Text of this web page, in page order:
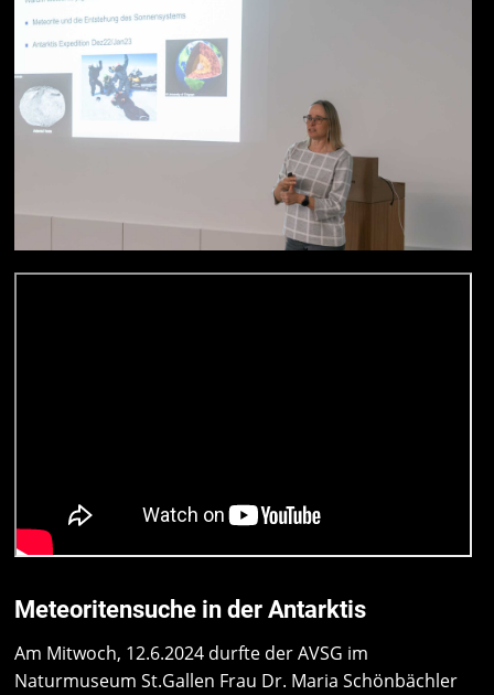
Meteoritensuche in der Antarktis
Am Mitwoch, 12.6.2024 durfte der AVSG im
Naturmuseum St.Gallen Frau Dr. Maria Schönbächler